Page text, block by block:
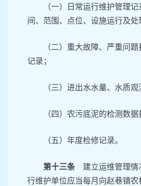
（一）日常运行维护管理
间、范围、点位、设施运行及处
（二）重大故障、严重问
记录；
（三）进出水水量、水质观
（四）农污底泥的检测数据
（五）年度检修记录。
第十三条 建立运维管理情
行维护单位应当每月向赵巷镇农